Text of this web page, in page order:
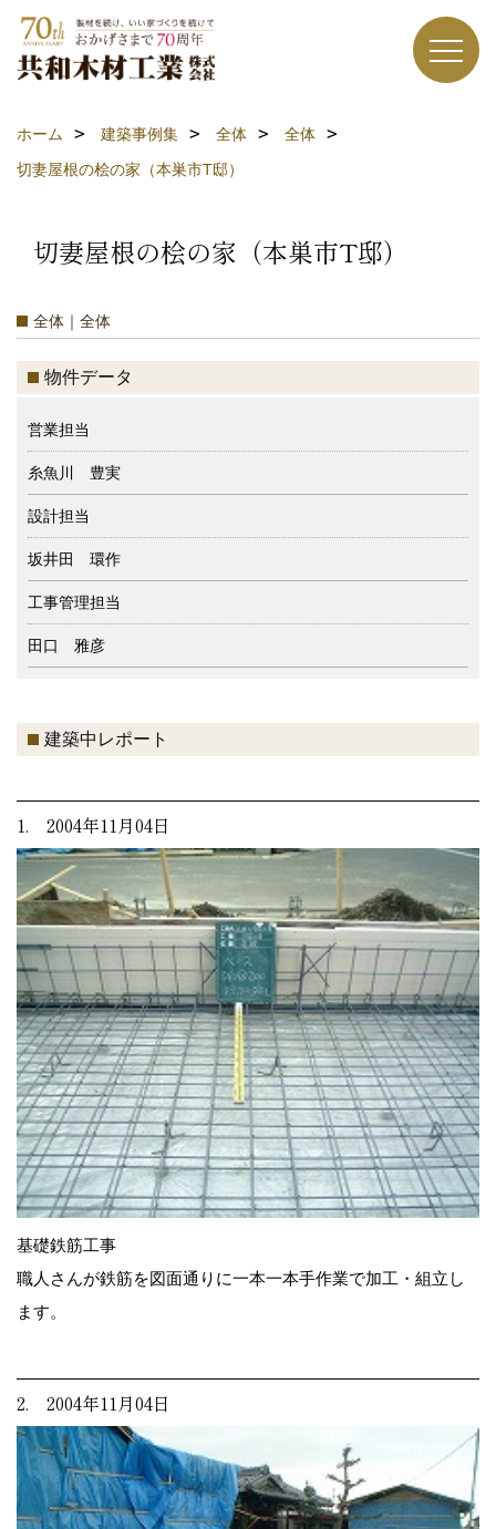
ホーム 建築事例集 全体
全体
切妻屋根の桧の家（本巣市T邸）
切妻屋根の桧の家（本巣市T邸）
全体｜全体
物件データ
営業担当
糸魚川 豊実
設計担当
坂井田 環作
工事管理担当
田口 雅彦
建築中レポート
1. 2004年11月04日
基礎鉄筋工事
職人さんが鉄筋を図面通りに一本一本手作業で加工・組立し
ます。
2. 2004年11月04日